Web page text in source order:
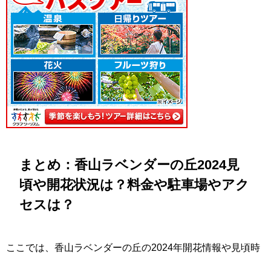
まとめ：香山ラベンダーの丘2024見
頃や開花状況は？料金や駐車場やアク
セスは？
ここでは、香山ラベンダーの丘の2024年開花情報や見頃時